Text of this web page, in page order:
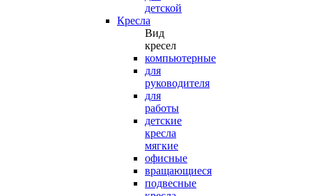
детской
Кресла
Вид
кресел
компьютерные
для
руководителя
для
работы
детские
кресла
мягкие
офисные
вращающиеся
подвесные